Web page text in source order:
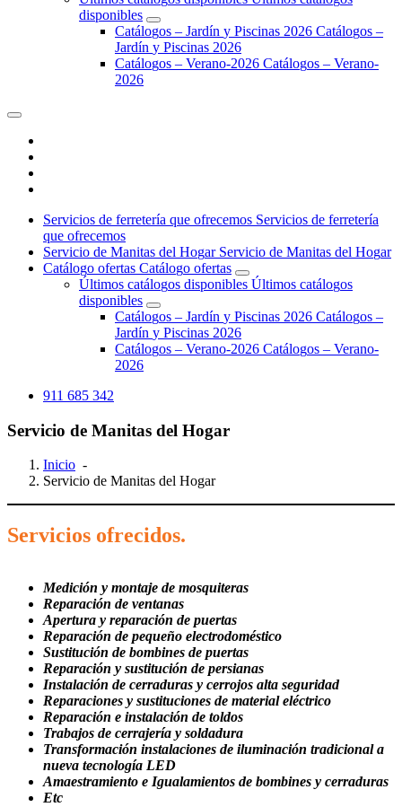
disponibles
Catálogos – Jardín y Piscinas 2026 Catálogos –
Jardín y Piscinas 2026
Catálogos – Verano-2026 Catálogos – Verano-
2026
Servicios de ferretería que ofrecemos Servicios de ferretería
que ofrecemos
Servicio de Manitas del Hogar Servicio de Manitas del Hogar
Catálogo ofertas Catálogo ofertas
Últimos catálogos disponibles Últimos catálogos
disponibles
Catálogos – Jardín y Piscinas 2026 Catálogos –
Jardín y Piscinas 2026
Catálogos – Verano-2026 Catálogos – Verano-
2026
911 685 342
Servicio de Manitas del Hogar
Inicio -
Servicio de Manitas del Hogar
Servicios ofrecidos.
Medición y montaje de mosquiteras
Reparación de ventanas
Apertura y reparación de puertas
Reparación de pequeño electrodoméstico
Sustitución de bombines de puertas
Reparación y sustitución de persianas
Instalación de cerraduras y cerrojos alta seguridad
Reparaciones y sustituciones de material eléctrico
Reparación e instalación de toldos
Trabajos de cerrajería y soldadura
Transformación instalaciones de iluminación tradicional a
nueva tecnología LED
Amaestramiento e Igualamientos de bombines y cerraduras
Etc